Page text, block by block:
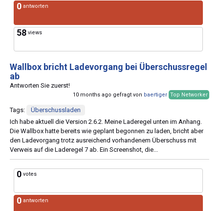
0 antworten
58 views
Wallbox bricht Ladevorgang bei Überschussregel
ab
Antworten Sie zuerst!
10 months ago gefragt von baertiger Top Networker
Tags:
Überschussladen
Ich habe aktuell die Version 2.6.2. Meine Laderegel unten im Anhang.
Die Wallbox hatte bereits wie geplant begonnen zu laden, bricht aber
den Ladevorgang trotz ausreichend vorhandenem Überschuss mit
Verweis auf die Laderegel 7 ab. Ein Screenshot, die...
0 votes
0 antworten